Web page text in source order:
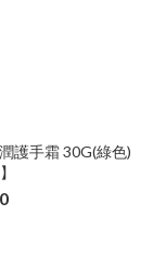
護手霜 30G(綠色)